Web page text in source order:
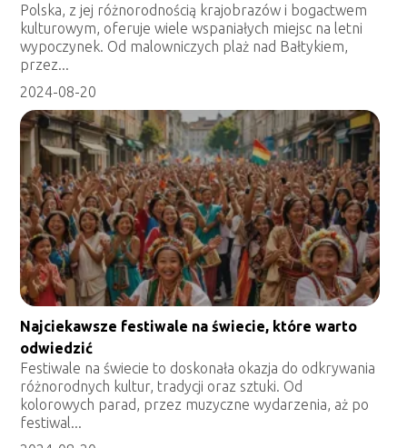
Polska, z jej różnorodnością krajobrazów i bogactwem
kulturowym, oferuje wiele wspaniałych miejsc na letni
wypoczynek. Od malowniczych plaż nad Bałtykiem,
przez...
2024-08-20
Najciekawsze festiwale na świecie, które warto
odwiedzić
Festiwale na świecie to doskonała okazja do odkrywania
różnorodnych kultur, tradycji oraz sztuki. Od
kolorowych parad, przez muzyczne wydarzenia, aż po
festiwal...